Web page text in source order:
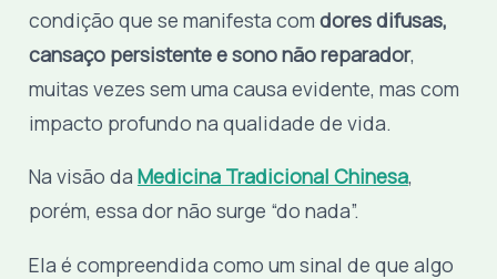
condição que se manifesta com dores difusas,
cansaço persistente e sono não reparador,
muitas vezes sem uma causa evidente, mas com
impacto profundo na qualidade de vida.
Na visão da Medicina Tradicional Chinesa,
porém, essa dor não surge “do nada”.
Ela é compreendida como um sinal de que algo